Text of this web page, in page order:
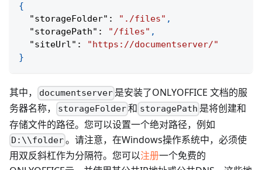
{
"storageFolder" : "./files" ,
"storagePath" : "/files" ,
"siteUrl" :
"https://documentserver/"
}
其中， documentserver 是安装了ONLYOFFICE 文档的服
务器名称，
storageFolder和 storagePath 是将创建和
存储文件的路径。您可以设置一个绝对路径，例如
D:\\folder。请注意，在Windows操作系统中，必须使
用双反斜杠作为分隔符。您可以注册一个免费的